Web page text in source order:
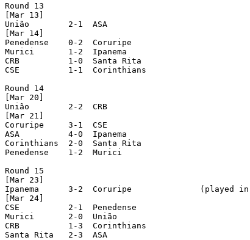
Round 13
[Mar 13]
União	     2-1  ASA
[Mar 14]
Penedense    0-2  Coruripe
Murici	     1-2  Ipanema
CRB	     1-0  Santa Rita
CSE	     1-1  Corinthians
Round 14
[Mar 20]
União	     2-2  CRB
[Mar 21]
Coruripe     3-1  CSE
ASA	     4-0  Ipanema
Corinthians  2-0  Santa Rita
Penedense    1-2  Murici
Round 15
[Mar 23]
Ipanema	     3-2  Coruripe		(played in Palmeira dos Índios)
[Mar 24]
CSE	     2-1  Penedense
Murici	     2-0  União
CRB	     1-3  Corinthians
Santa Rita   2-3  ASA